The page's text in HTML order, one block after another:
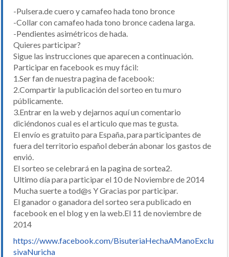
-Pulsera.de cuero y camafeo hada tono bronce
-Collar con camafeo hada tono bronce cadena larga.
-Pendientes asimétricos de hada.
Quieres participar?
Sigue las instrucciones que aparecen a continuación.
Participar en facebook es muy fácil:
1.Ser fan de nuestra pagina de facebook:
2.Compartir la publicación del sorteo en tu muro
públicamente.
3.Entrar en la web y dejarnos aquí un comentario
diciéndonos cual es el articulo que mas te gusta.
El envío es gratuito para España, para participantes de
fuera del territorio español deberán abonar los gastos de
envió.
El sorteo se celebrará en la pagina de sortea2.
Ultimo día para participar el 10 de Noviembre de 2014
Mucha suerte a tod@s Y Gracias por participar.
El ganador o ganadora del sorteo sera publicado en
facebook en el blog y en la web.El 11 de noviembre de
2014
https://www.facebook.com/BisuteriaHechaAManoExclu
sivaNuricha